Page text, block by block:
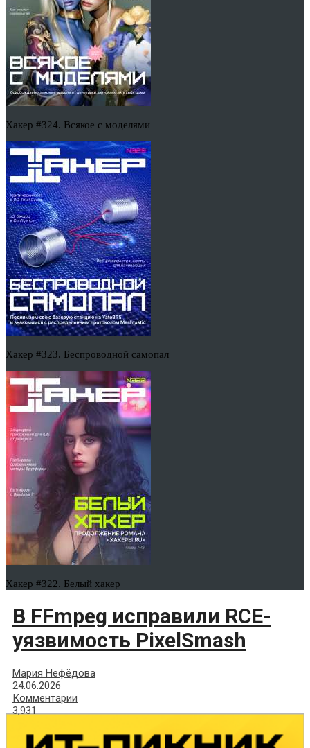
Хакер #324. Всякое с моделями
Хакер #323. Беспроводной самопал
Хакер #322. Белый хакер
В FFmpeg исправили RCE-
уязвимость PixelSmash
Мария Нефёдова
24.06.2026
Комментарии
3,931